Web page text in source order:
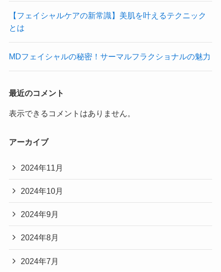
【フェイシャルケアの新常識】美肌を叶えるテクニック
とは
MDフェイシャルの秘密！サーマルフラクショナルの魅力
最近のコメント
表示できるコメントはありません。
アーカイブ
2024年11月
2024年10月
2024年9月
2024年8月
2024年7月